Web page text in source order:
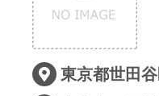
東京都世田